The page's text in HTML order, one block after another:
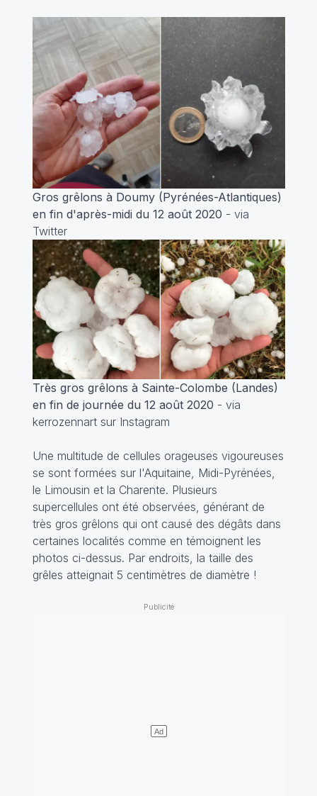
Gros grêlons à Doumy (Pyrénées-Atlantiques)
en fin d'après-midi du 12 août 2020 - via
Twitter
Très gros grêlons à Sainte-Colombe (Landes)
en fin de journée du 12 août 2020 - via
kerrozennart sur Instagram
Une multitude de cellules orageuses vigoureuses
se sont formées sur l'Aquitaine, Midi-Pyrénées,
le Limousin et la Charente. Plusieurs
supercellules ont été observées, générant de
très gros grêlons qui ont causé des dégâts dans
certaines localités comme en témoignent les
photos ci-dessus. Par endroits, la taille des
grêles atteignait 5 centimètres de diamètre !